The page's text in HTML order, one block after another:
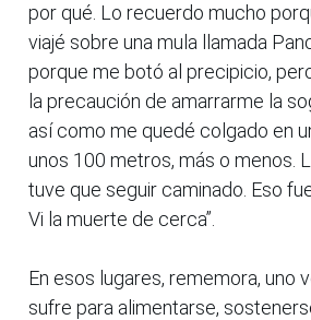
por qué. Lo recuerdo mucho
viajé sobre una mula llamada
porque me botó al precipicio,
la precaución de amarrarme la
así como me quedé colgado en
unos 100 metros, más o menos.
tuve que seguir caminado. Eso
Vi la muerte de cerca”.
En esos lugares, rememora, uno
sufre para alimentarse,